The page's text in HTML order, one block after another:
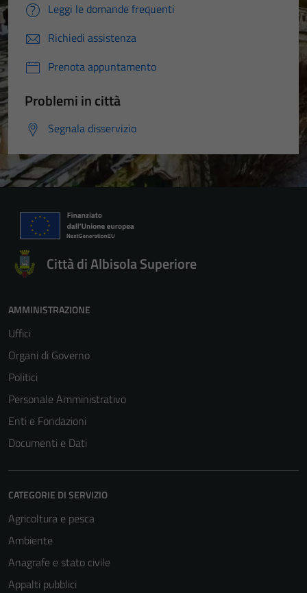
Leggi le domande frequenti
Richiedi assistenza
Prenota appuntamento
Problemi in città
Segnala disservizio
Città di Albisola Superiore
AMMINISTRAZIONE
Uffici
Organi di Governo
Politici
Personale Amministrativo
Enti e Fondazioni
Documenti e Dati
CATEGORIE DI SERVIZIO
Agricoltura e pesca
Ambiente
Anagrafe e stato civile
Appalti pubblici